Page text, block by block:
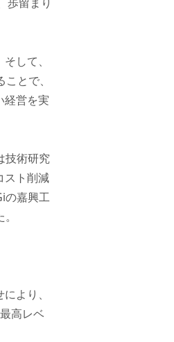
歩留まり
して、
とで、
経営を実
技術研究
スト削減
の嘉興工
より、
高レベ